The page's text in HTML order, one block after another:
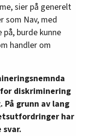
sier på generelt
som Nav, med
på, burde kunne
handler om
diskriminering
grunn av lang
har